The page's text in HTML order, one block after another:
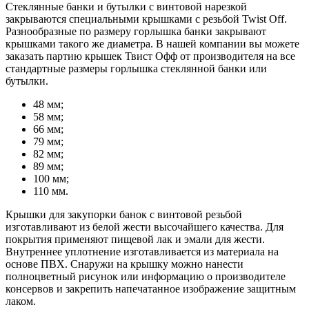
Стеклянные банки и бутылки с винтовой нарезкой
закрываются специальными крышками с резьбой Twist Off.
Разнообразные по размеру горлышка банки закрывают
крышками такого же диаметра. В нашей компании вы можете
заказать партию крышек Твист Офф от производителя на все
стандартные размеры горлышка стеклянной банки или
бутылки.
48 мм;
58 мм;
66 мм;
79 мм;
82 мм;
89 мм;
100 мм;
110 мм.
Крышки для закупорки банок с винтовой резьбой
изготавливают из белой жести высочайшего качества. Для
покрытия применяют пищевой лак и эмали для жести.
Внутреннее уплотнение изготавливается из материала на
основе ПВХ. Снаружи на крышку можно нанести
полноцветный рисунок или информацию о производителе
консервов и закрепить напечатанное изображение защитным
лаком.